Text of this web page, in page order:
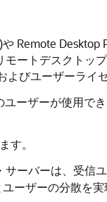
Remote
ートデスクト
びユーザーライ
ーザーが使用で
す。
サーバーは、受信
ーザーの分散を